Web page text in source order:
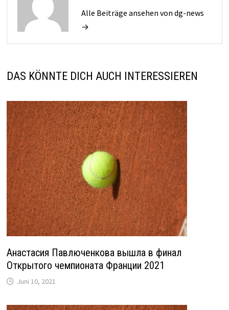
Alle Beiträge ansehen von dg-news
→
DAS KÖNNTE DICH AUCH INTERESSIEREN
Анастасия Павлюченкова вышла в финал
Открытого чемпионата Франции 2021
Juni 10, 2021